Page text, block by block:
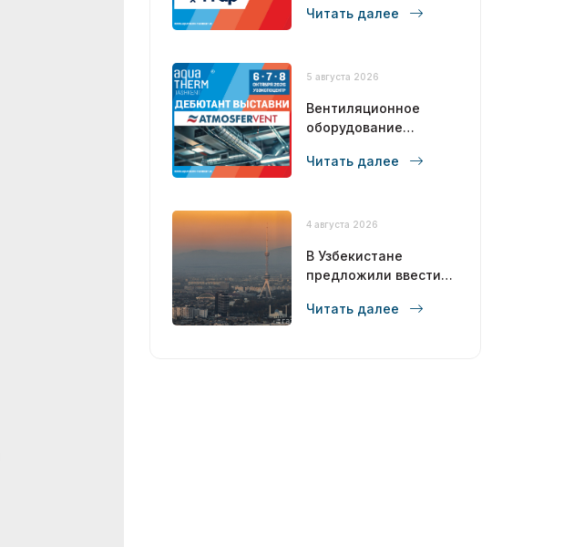
полного цикла от
Читать далее
5 августа 2026
Вентиляционное
оборудование
производителя!
Читать далее
4 августа 2026
В Узбекистане
предложили ввести
2028 года
Читать далее